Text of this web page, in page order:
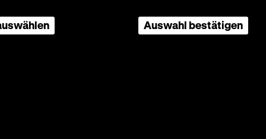
Auswahl bestätigen